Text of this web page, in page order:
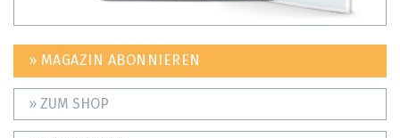
» MAGAZIN ABONNIEREN
» ZUM SHOP